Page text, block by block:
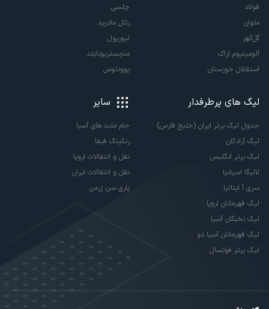
فولاد
ملوان
گل‌گهر
آلومینیوم اراک
استقلال خوزستان
چلسی
رئال مادرید
لیورپول
منچستریونایتد
یوونتوس
لیگ های پرطرفدار
جدول لیگ برتر ایران (خلیج فارس)
لیگ آزادگان
لیگ برتر انگلیس
لالیگا اسپانیا
سری آ ایتالیا
لیگ قهرمانان اروپا
لیگ نخبگان آسیا
لیگ قهرمانان آسیا دو
لیگ برتر فوتسال
سایر
جام ملت های آسیا
رنکینگ فیفا
نقل و انتقالات اروپا
نقل و انتقالات ایران
پاری سن ژرمن